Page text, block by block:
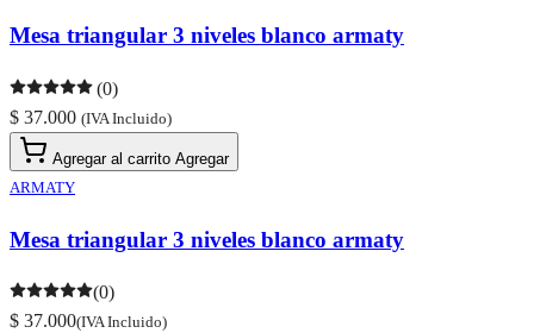
Mesa triangular 3 niveles blanco armaty
(0)
$ 37.000 (IVA Incluido)
Agregar al carrito Agregar
ARMATY
Mesa triangular 3 niveles blanco armaty
(0)
$ 37.000(IVA Incluido)